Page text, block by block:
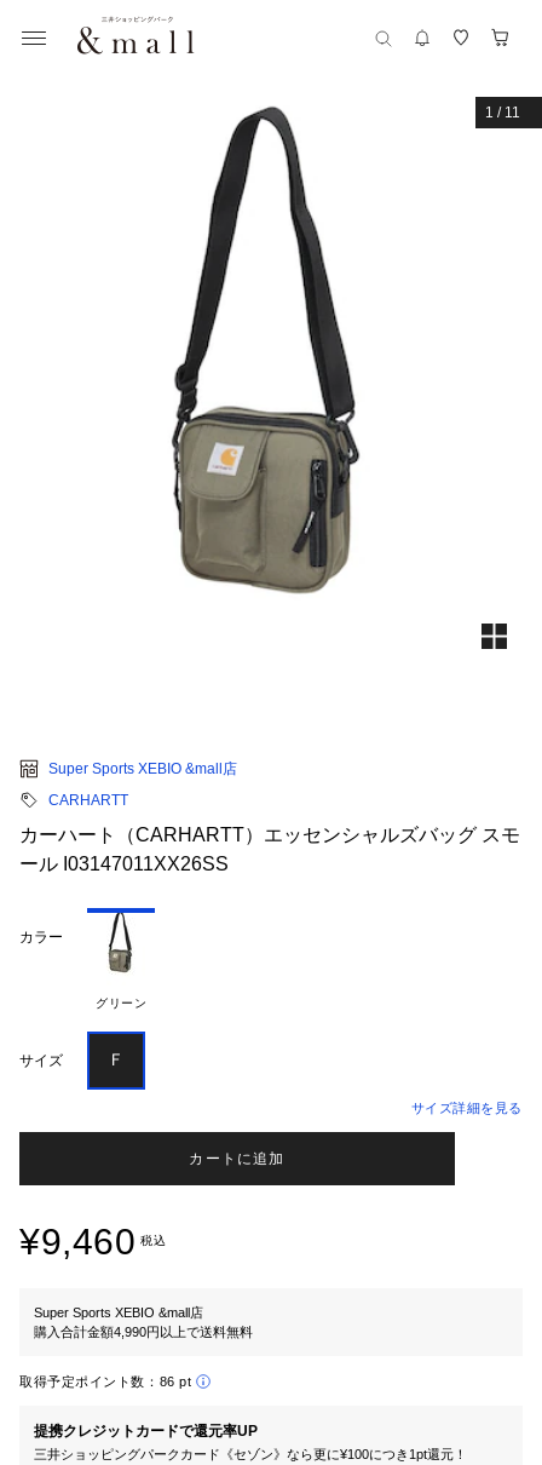
1 / 11
Super Sports XEBIO &mall店
CARHARTT
カーハート（CARHARTT）エッセンシャルズバッグ スモ
ール I03147011XX26SS
カラー
グリーン
サイズ Ｆ
サイズ詳細を見る
カートに追加
¥9,460 税込
Super Sports XEBIO &mall店
購入合計金額4,990円以上で送料無料
取得予定ポイント数： 86 pt
提携クレジットカードで還元率UP
三井ショッピングパークカード《セゾン》なら更に¥100につき1pt還元！